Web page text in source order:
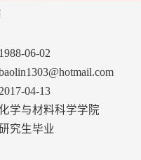
06-02
04-13
学与材料科学学院
究生毕业